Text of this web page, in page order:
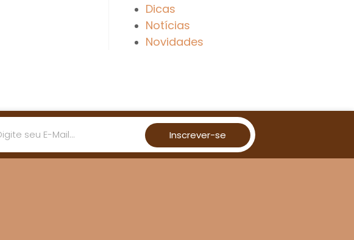
Dicas
Notícias
Novidades
Inscrever-se